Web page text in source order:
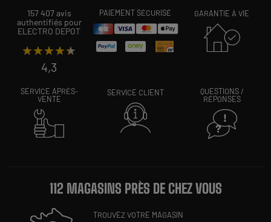
157 407 avis
authentifiés pour
ELECTRO DEPOT
★★★★★
★★★★★
4,3
PAIEMENT SÉCURISÉ GARANTIE À VIE
SERVICE APRÈS-
VENTE
SERVICE CLIENT
QUESTIONS /
RÉPONSES
112 MAGASINS PRÈS DE CHEZ VOUS
TROUVEZ VOTRE MAGASIN